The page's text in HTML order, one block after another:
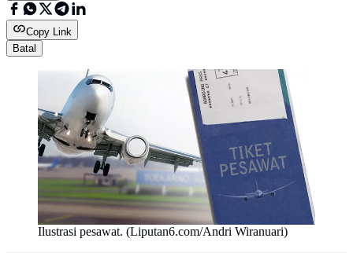
Copy Link
Batal
Ilustrasi pesawat. (Liputan6.com/Andri Wiranuari)